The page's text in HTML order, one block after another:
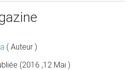
( Auteur )
(2016 ,12 Mai )